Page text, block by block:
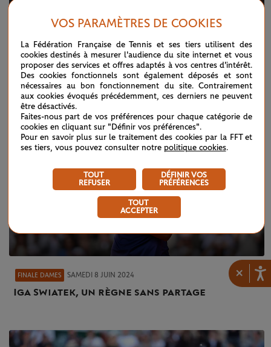
×
Carlos III, la majestueuse conquête de l'ocre
FINALE DAMES SAMEDI 8 JUIN 2024
Iga Swiatek, un règne sans partage
VOS PARAMÈTRES DE COOKIES
La Fédération Française de Tennis et ses tiers utilisent des
cookies destinés à mesurer l'audience du site internet et vous
proposer des services et offres adaptés à vos centres d'intérêt.
Des cookies fonctionnels sont également déposés et sont
nécessaires au bon fonctionnement du site. Contrairement
aux cookies évoqués précédemment, ces derniers ne peuvent
être désactivés.
Faites-nous part de vos préférences pour chaque catégorie de
cookies en cliquant sur "Définir vos préférences".
Pour en savoir plus sur le traitement des cookies par la FFT et
ses tiers, vous pouvez consulter notre politique cookies.
TOUT
REFUSER
DÉFINIR VOS
PRÉFÉRENCES
TOUT
ACCEPTER